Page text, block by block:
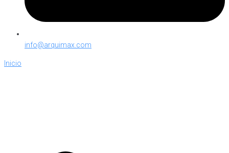
info@arquimax.com
Inicio